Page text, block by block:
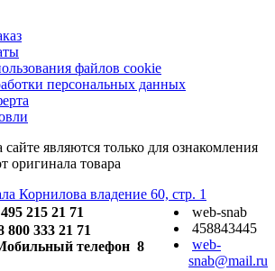
файлов cookie
персональных данных
являются только для ознакомления
оригинала товара
Корнилова владение 60, стр. 1
215 21 71
800 333 21 71
8
web-snab
458843445
web-
snab@mail.ru